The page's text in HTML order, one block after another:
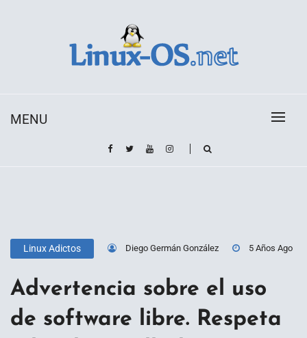
MENU
Linux Adictos Diego Germán González 5 Años Ago
Advertencia sobre el uso
de software libre. Respeta